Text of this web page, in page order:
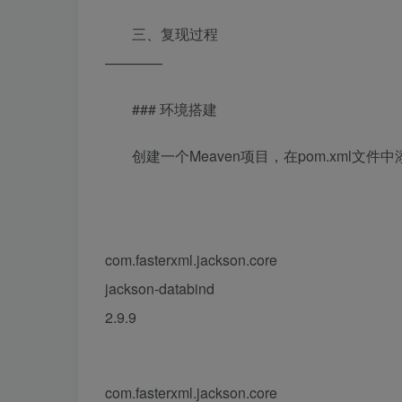
三、复现过程
————
### 环境搭建
创建一个Meaven项目，在pom.xml文件中
com.fasterxml.jackson.core
jackson-databind
2.9.9
com.fasterxml.jackson.core